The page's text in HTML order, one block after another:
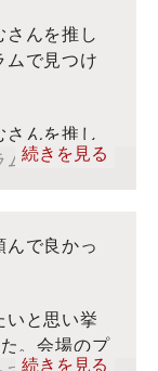
来上がっ
はイメージ
ていて満
ォーエバーフ
ントをそのま
さんを推し
ムで見つけ
さんを推し
ムで見つけ
に仕上げて
る！と思
にしてく
続きを見る
んで良かっ
いと思い挙
。会場のプ
続きを見る